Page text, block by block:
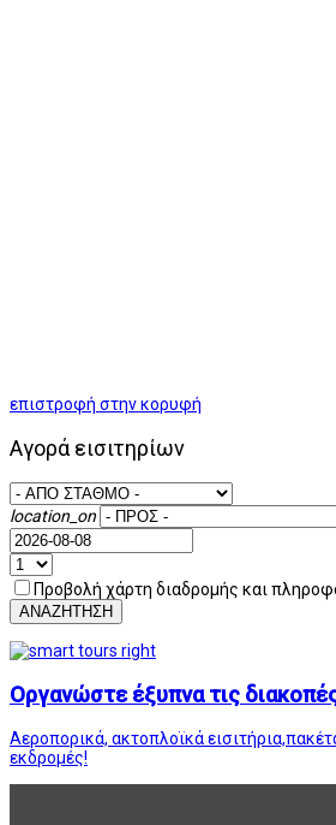
επιστροφή στην κορυφή
Αγορά εισιτηρίων
location_on
Προβολή χάρτη διαδρομής και
ΑΝΑΖΗΤΗΣΗ
Οργανώστε έξυπνα τις
Αεροπορικά, ακτοπλοϊκά
εκδρομές!